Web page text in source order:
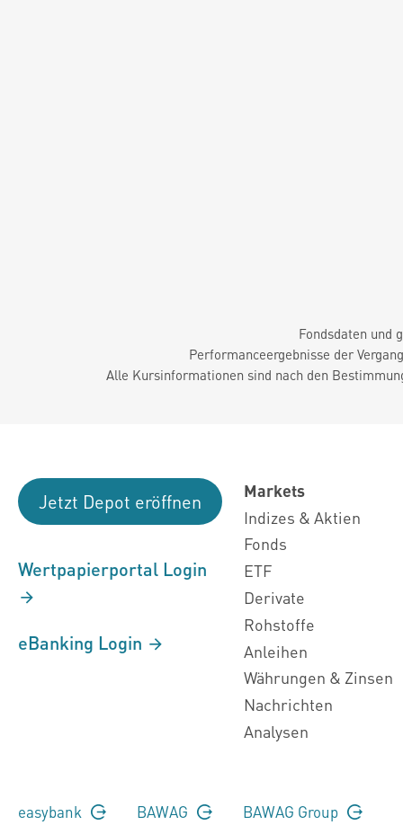
Fondsdaten und
Performanceergebnisse der
Alle Kursinformationen sind nach den
Jetzt Depot eröffnen
Wertpapierportal Login
eBanking Login
Markets
Indizes & Aktien
Fonds
ETF
Derivate
Rohstoffe
Anleihen
Währungen & Zinsen
Nachrichten
Analysen
easybank BAWAG BAWAG Group